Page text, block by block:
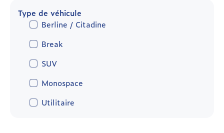
Type de véhicule
Berline / Citadine
Break
SUV
Monospace
Utilitaire